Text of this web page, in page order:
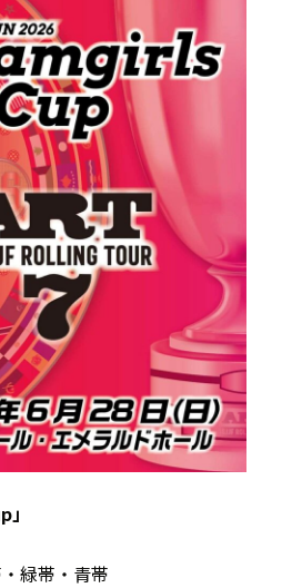
緑帯・青帯